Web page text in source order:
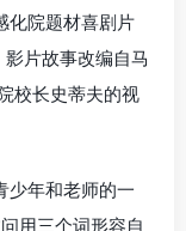
化院题材喜剧片
片故事改编自马
校长史蒂夫的视
少年和老师的一
用三个词形容自